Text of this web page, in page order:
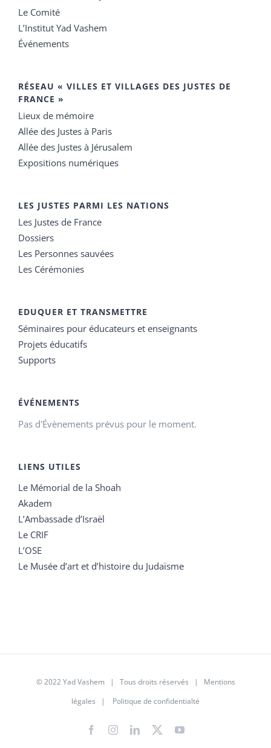
Le Comité
L’Institut Yad Vashem
Événements
RÉSEAU « VILLES ET VILLAGES DES JUSTES DE
FRANCE »
Lieux de mémoire
Allée des Justes à Paris
Allée des Justes à Jérusalem
Expositions numériques
LES JUSTES PARMI LES NATIONS
Les Justes de France
Dossiers
Les Personnes sauvées
Les Cérémonies
EDUQUER ET TRANSMETTRE
Séminaires pour éducateurs et enseignants
Projets éducatifs
Supports
ÉVÉNEMENTS
Pas d'Évènements prévus pour le moment.
LIENS UTILES
Le Mémorial de la Shoah
Akadem
L’Ambassade d’Israël
Le CRIF
L’OSE
Le Musée d’art et d’histoire du Judaïsme
© 2022 Yad Vashem | Tous droits réservés | Mentions
légales | Politique de confidentialté
FacebookInstagramLinkedIn
X YouTube